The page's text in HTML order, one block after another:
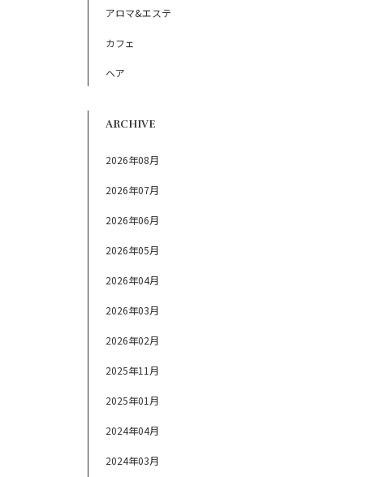
アロマ&エステ
カフェ
ヘア
ARCHIVE
2026年08月
2026年07月
2026年06月
2026年05月
2026年04月
2026年03月
2026年02月
2025年11月
2025年01月
2024年04月
2024年03月